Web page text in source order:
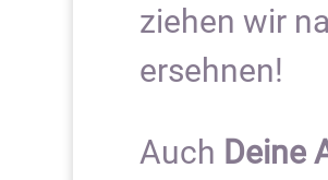
ziehen wir
ersehnen!
Auch Deine